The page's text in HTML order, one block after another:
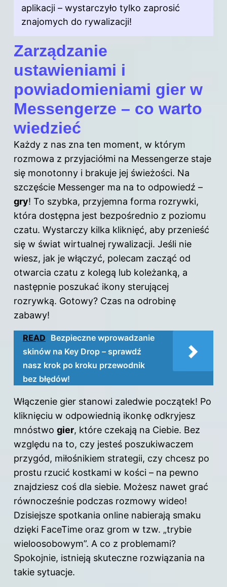
aplikacji – wystarczyło tylko zaprosić
znajomych do rywalizacji!
Zarządzanie
ustawieniami i
powiadomieniami gier w
Messengerze – co warto
wiedzieć
Każdy z nas zna ten moment, w którym
rozmowa z przyjaciółmi na Messengerze staje
się monotonny i brakuje jej świeżości. Na
szczęście Messenger ma na to odpowiedź –
gry! To szybka, przyjemna forma rozrywki,
która dostępna jest bezpośrednio z poziomu
czatu. Wystarczy kilka kliknięć, aby przenieść
się w świat wirtualnej rywalizacji. Jeśli nie
wiesz, jak je włączyć, polecam zacząć od
otwarcia czatu z kolegą lub koleżanką, a
następnie poszukać ikony sterującej
rozrywką. Gotowy? Czas na odrobinę
zabawy!
READ Bezpieczne wprowadzanie
skinów na Key Drop – sprawdź
nasz krok po kroku przewodnik
bez błędów!
Włączenie gier stanowi zaledwie początek! Po
kliknięciu w odpowiednią ikonkę odkryjesz
mnóstwo gier, które czekają na Ciebie. Bez
względu na to, czy jesteś poszukiwaczem
przygód, miłośnikiem strategii, czy chcesz po
prostu rzucić kostkami w kości – na pewno
znajdziesz coś dla siebie. Możesz nawet grać
równocześnie podczas rozmowy wideo!
Dzisiejsze spotkania online nabierają smaku
dzięki FaceTime oraz grom w tzw. „trybie
wieloosobowym”. A co z problemami?
Spokojnie, istnieją skuteczne rozwiązania na
takie sytuacje.